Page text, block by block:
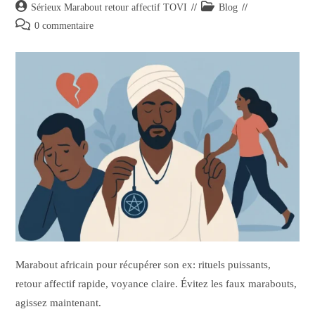
Sérieux Marabout retour affectif TOVI
Blog
0 commentaire
Marabout africain pour récupérer son ex: rituels puissants,
retour affectif rapide, voyance claire. Évitez les faux marabouts,
agissez maintenant.